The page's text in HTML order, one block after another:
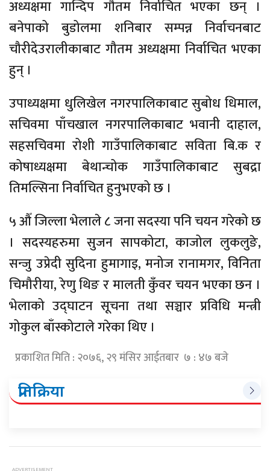
अध्यक्षमा गान्दिप गौतम निर्वाचित भएका छन् ।
बनेपाको बुडोलमा शनिबार सम्पन्न निर्वाचनबाट
चौरीदेउरालीकाबाट गौतम अध्यक्षमा निर्वाचित भएका
हुन् ।
उपाध्यक्षमा धुलिखेल नगरपालिकाबाट सुबोध धिमाल,
सचिवमा पाँचखाल नगरपालिकाबाट भवानी दाहाल,
सहसचिवमा रोशी गाउँपालिकाबाट सविता बि.क र
कोषाध्यक्षमा बेथान्चोक गाउँपालिकाबाट सुबद्रा
तिमल्सिना निर्वाचित हुनुभएको छ ।
५ औँ जिल्ला भेलाले ८ जना सदस्या पनि चयन गरेको छ
। सदस्यहरुमा सुजन सापकोटा, काजोल लुकलुङे,
सन्जु उप्रेदी सुदिना हुमागाइ, मनोज रानामगर, विनिता
चिमौरीया, रेणु थिङ र मालती कुँवर चयन भएका छन ।
भेलाको उद्घाटन सूचना तथा सञ्चार प्रविधि मन्त्री
गोकुल बाँस्कोटाले गरेका थिए ।
प्रकाशित मिति : २०७६, २९ मंसिर आईतबार ७ : ४७ बजे
प्रतिक्रिया